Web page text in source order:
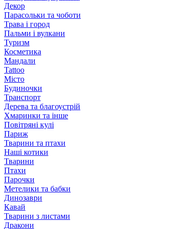
Декор
Парасольки та чоботи
Трава і город
Пальми і вулкани
Туризм
Косметика
Мандали
Tattoo
Місто
Будиночки
Транспорт
Дерева та благоустрій
Хмаринки та інше
Повітряні кулі
Париж
Тварини та птахи
Наші котики
Тварини
Птахи
Парочки
Метелики та бабки
Динозаври
Кавай
Тварини з листами
Дракони